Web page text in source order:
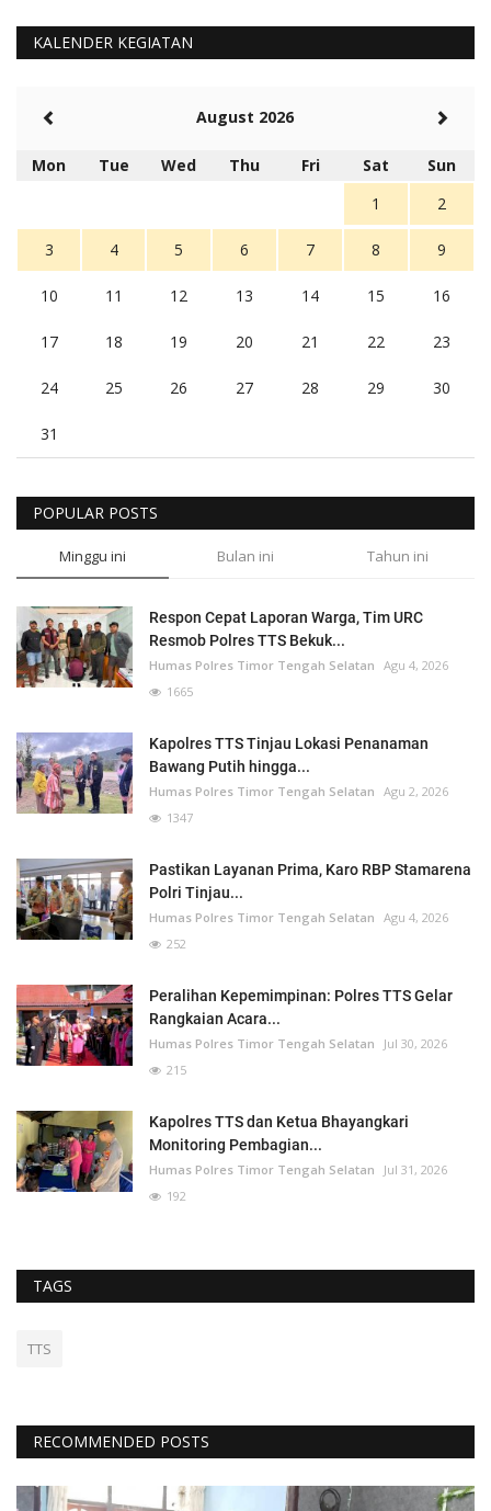
KALENDER KEGIATAN
August 2026
Mon Tue Wed Thu Fri Sat
Sun
1
2
3 4 5 6 7 8 9
10 11 12 13 14 15 16
17 18 19 20 21 22 23
24 25 26 27 28 29 30
31
POPULAR POSTS
Minggu ini Bulan ini Tahun ini
Respon Cepat Laporan Warga, Tim URC
Resmob Polres TTS Bekuk...
Humas Polres Timor Tengah Selatan Agu 4, 2026
1665
Kapolres TTS Tinjau Lokasi Penanaman
Bawang Putih hingga...
Humas Polres Timor Tengah Selatan Agu 2, 2026
1347
Pastikan Layanan Prima, Karo RBP Stamarena
Polri Tinjau...
Humas Polres Timor Tengah Selatan Agu 4, 2026
252
Peralihan Kepemimpinan: Polres TTS Gelar
Rangkaian Acara...
Humas Polres Timor Tengah Selatan
Jul 30, 2026
215
Kapolres TTS dan Ketua Bhayangkari
Monitoring Pembagian...
Humas Polres Timor Tengah Selatan
Jul 31, 2026
192
TAGS
TTS
RECOMMENDED POSTS